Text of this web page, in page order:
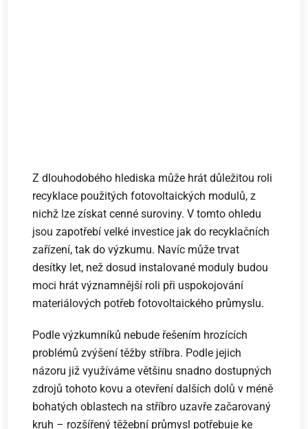
Z dlouhodobého hlediska může hrát důležitou roli
recyklace použitých fotovoltaických modulů, z
nichž lze získat cenné suroviny. V tomto ohledu
jsou zapotřebí velké investice jak do recyklačních
zařízení, tak do výzkumu. Navíc může trvat
desítky let, než dosud instalované moduly budou
moci hrát významnější roli při uspokojování
materiálových potřeb fotovoltaického průmyslu.
Podle výzkumníků nebude řešením hrozících
problémů zvýšení těžby stříbra. Podle jejich
názoru již využíváme většinu snadno dostupných
zdrojů tohoto kovu a otevření dalších dolů v méně
bohatých oblastech na stříbro uzavře začarovaný
kruh – rozšířený těžební průmysl potřebuje ke